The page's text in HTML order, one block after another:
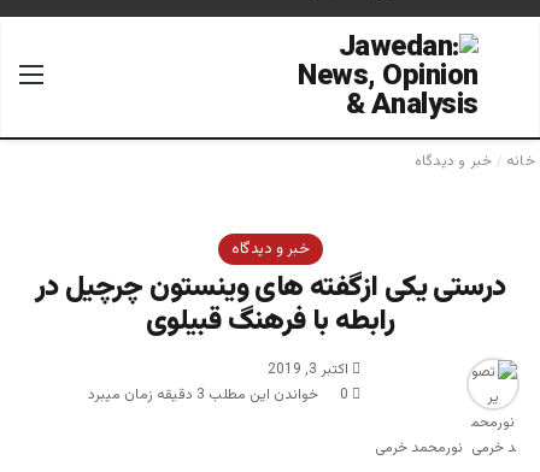
جستجو برای
خانه / خبر و دیدگاه
خبر و دیدگاه
درستی یکی ازگفته های وینستون چرچیل در
رابطه با فرهنگ قبیلوی
نورمحمد خرمی
اکتبر 3, 2019
0
خواندن این مطلب 3 دقیقه زمان میبرد